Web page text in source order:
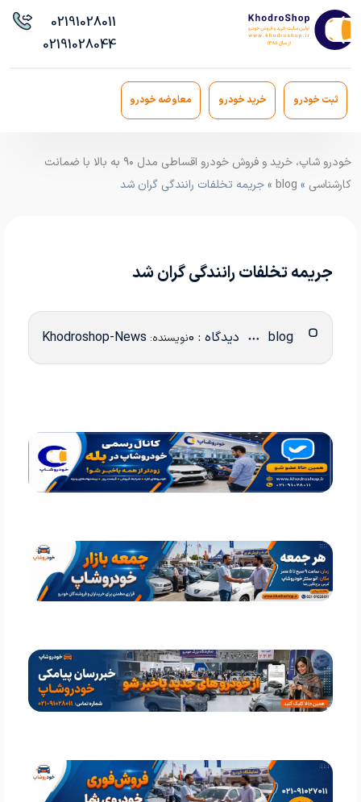
02191028011
02191028044
ثبت خودرو خرید خودرو معاوضه خودرو
خودرو شاپ، خرید و فروش خودرو اقساطی مدل ۹۰ به بالا با ضمانت
کارشناسی »
blog » جریمه تخلفات رانندگی گران شد
جریمه تخلفات رانندگی گران شد
دیدگاه : 0 نویسنده: Khodroshop-News